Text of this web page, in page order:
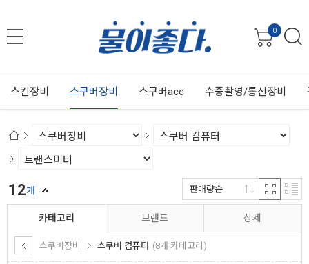
0
스킨장비 스쿠버장비 스쿠버acc 수중촬영/통신장비
카테고리
스쿠버장비 스쿠버 컴퓨터 (8개 카테고리)
브랜드 상세
12개 판매량순